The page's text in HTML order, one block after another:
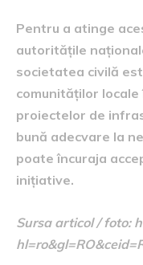
Pentru a atinge
autoritățile
societatea civilă
comunităților
proiectelor de
bună adecvare la
poate încuraja
inițiative.
Sursa articol / foto: